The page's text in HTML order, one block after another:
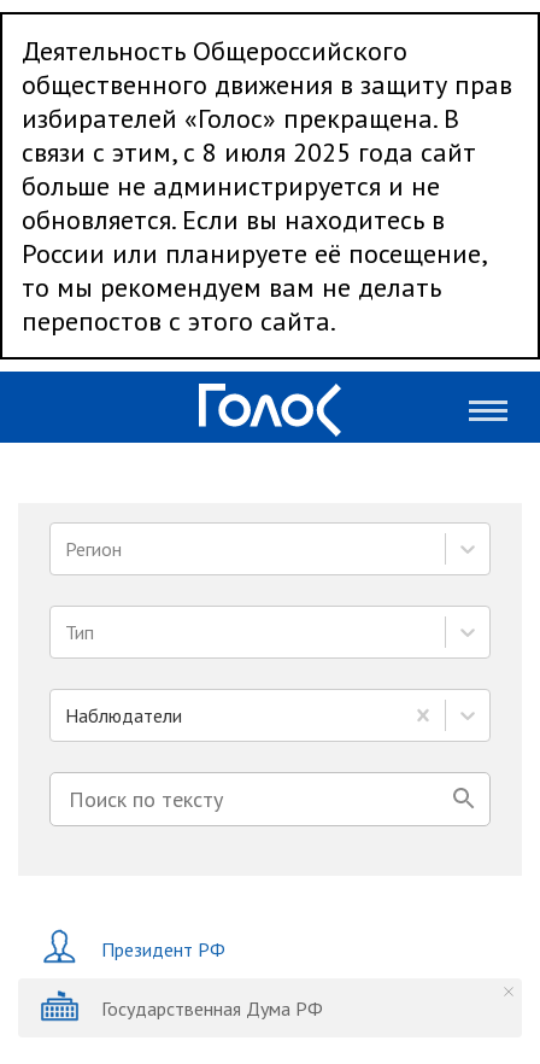
Деятельность Общероссийского
общественного движения в защиту прав
избирателей «Голос» прекращена. В
связи с этим, с 8 июля 2025 года сайт
больше не администрируется и не
обновляется. Если вы находитесь в
России или планируете её посещение,
то мы рекомендуем вам не делать
перепостов с этого сайта.
Регион
Тип
Наблюдатели
Президент РФ
Государственная Дума РФ